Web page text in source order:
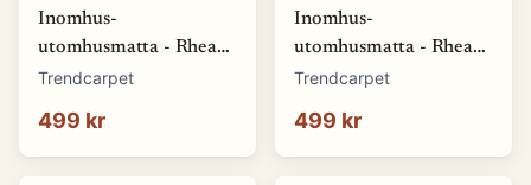
Inomhus-
utomhusmatta - Rhea
(vit) (Storlek: 80 x 150
Trendcarpet
499 kr
Inomhus-
utomhusmatta - Rhea
(beige) (Storlek: 80 x
Trendcarpet
499 kr